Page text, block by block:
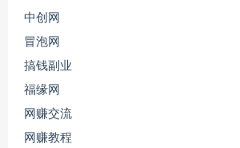
中创网
冒泡网
搞钱副业
福缘网
网赚交流
网赚教程